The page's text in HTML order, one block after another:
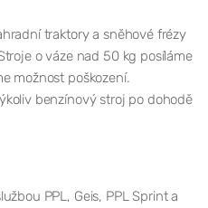
traktory a sněhové frézy
o váze nad 50 kg posíláme
možnost poškození.
benzínový stroj po dohodě
PPL, Geis, PPL Sprint a